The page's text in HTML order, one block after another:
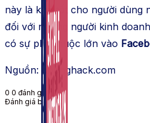
này là khá tốt cho người dùng
đối với những người kinh
có sự phụ thuộc lớn vào
Nguồn: chonghack.com
0 0 đánh giá
Đánh giá bài viết